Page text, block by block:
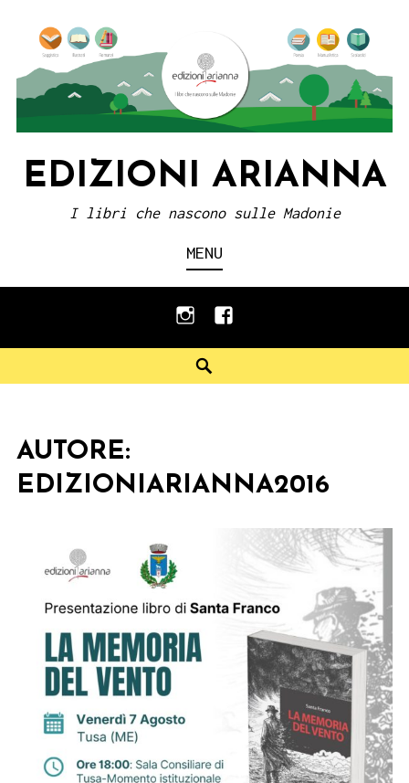
content
EDIZIONI ARIANNA
I libri che nascono sulle Madonie
MENU
instagramfacebook
AUTORE:
EDIZIONIARIANNA2016